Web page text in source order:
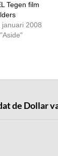
Tegen film
januari 2008
de Dollar